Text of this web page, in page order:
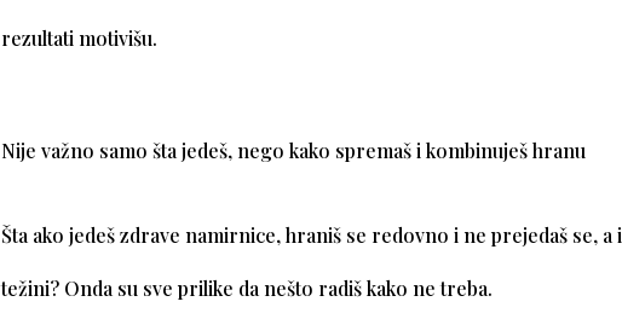
rezultati motivišu.
Nije važno samo šta jedeš, nego kako spremaš i kombinuješ hranu
Šta ako jedeš zdrave namirnice, hraniš se redovno i ne prejedaš se, a
težini? Onda su sve prilike da nešto radiš kako ne treba.